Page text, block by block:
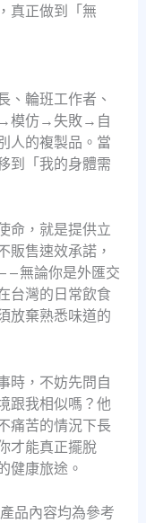
真正做到「無
、輪班工作者、
→模仿→失敗→自
人的複製品。當
到「我的身體需
命，就是提供立
販售速效承諾，
無論你是外匯交
台灣的日常飲食
放棄熟悉味道的
時，不妨先問自
跟我相似嗎？他
痛苦的情況下長
才能真正擺脫
健康旅途。
品內容均為參考